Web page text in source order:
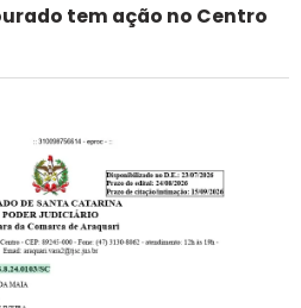
tem ação no Centro